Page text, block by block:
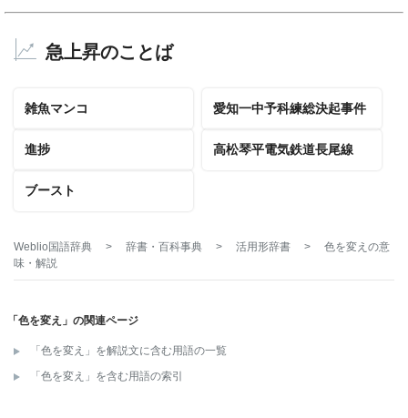
急上昇のことば
雑魚マンコ 愛知一中予科練総決起事件
進捗 高松琴平電気鉄道長尾線
ブースト
Weblio国語辞典 > 辞書・百科事典 > 活用形辞書 > 色を変え の意
味・解説
「色を変え」の関連ページ
「色を変え」を解説文に含む用語の一覧
「色を変え」を含む用語の索引